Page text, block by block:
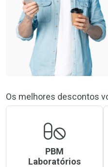
Os melhores descontos
PBM
Laboratórios